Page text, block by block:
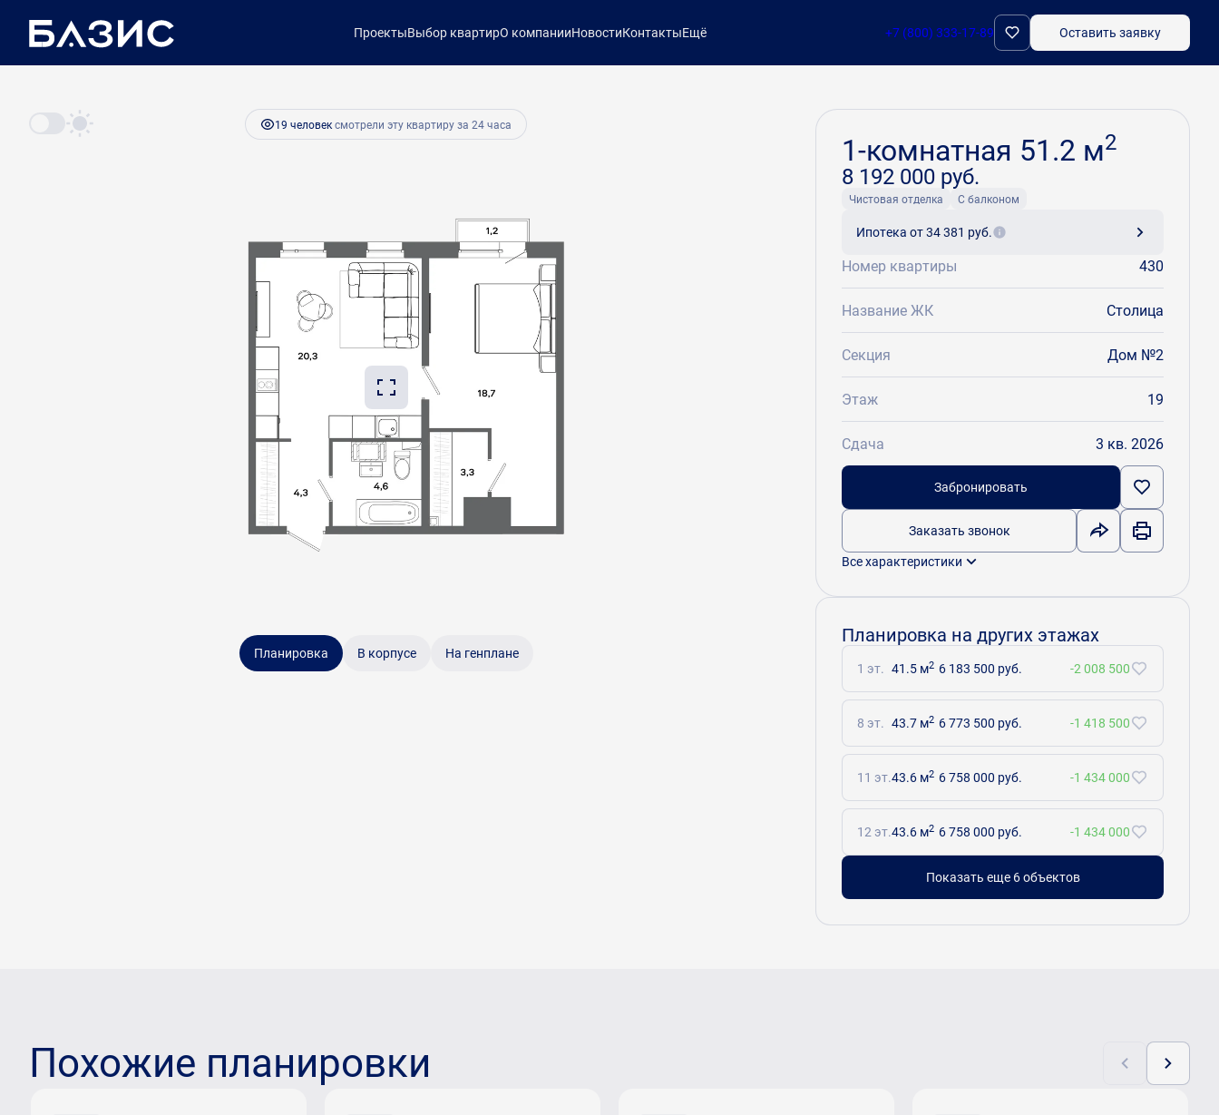
ПроектыВыбор квартирО компанииНовостиКонтактыЕщё +7 (800) 333-17-89 Оставить заявку
1-комнатная 51.2 м Ипотекаот 34 381 руб. Забронировать
19 человексмотрели эту квартиру за 24 часа
Планировка В корпусе На генплане
1-комнатная 51.2 м2
8 192 000 руб.
Чистовая отделка С балконом
Ипотека от 34 381 руб.
Номер квартиры 430
Название ЖК Столица
Секция Дом №2
Этаж 19
Сдача 3 кв. 2026
Забронировать
Заказать звонок
Все характеристики
Планировка на других этажах
1 эт. 41.5 м2 6 183 500 руб. -2 008 500
8 эт. 43.7 м2 6 773 500 руб. -1 418 500
11 эт.43.6 м2 6 758 000 руб. -1 434 000
12 эт.43.6 м2 6 758 000 руб. -1 434 000
Показать еще 6 объектов
Похожие планировки